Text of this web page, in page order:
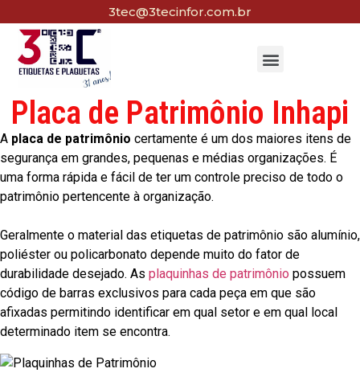
3tec@3tecinfor.com.br
Placa de Patrimônio Inhapi
A placa de patrimônio certamente é um dos maiores itens de
segurança em grandes, pequenas e médias organizações. É
uma forma rápida e fácil de ter um controle preciso de todo o
patrimônio pertencente à organização.
Geralmente o material das etiquetas de patrimônio são alumínio,
poliéster ou policarbonato depende muito do fator de
durabilidade desejado. As plaquinhas de patrimônio possuem
código de barras exclusivos para cada peça em que são
afixadas permitindo identificar em qual setor e em qual local
determinado item se encontra.